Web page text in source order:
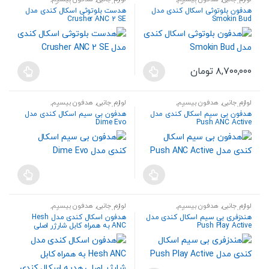
است
در
صفحه
محصول
انتخاب
شوند
است
در
صفحه
محصول
انواع
مختلفی
می
گزینه
ممکن
است
در
صفحه
محصول
انواع
مختلفی
می
ممکن
است
در
صفحه
محصول
هندزفری،هدست و اسپیکر
هدفون بلوتوثی اسکال کندی مدل
Smokin Bud
۸,۷۰۰,۰۰۰ تومان
دارای
انواع
مختلفی
می
ممکن
است
در
صفحه
محصول
هندزفری،هدست و اسپیکر
هدست بلوتوثی اسکال کندی مدل
Crusher ANC 2 SE
لوازم جانبی, هدفون بیسیم,
هندزفری،هدست و اسپیکر
هدفون بی سیم اسکال کندی مدل
Push ANC Active
لوازم جانبی, هدفون بیسیم,
هندزفری،هدست و اسپیکر
هدفون بی سیم اسکال کندی مدل
Dime Evo
لوازم جانبی, هدفون بیسیم,
هندزفری،هدست و اسپیکر
هندزفری بی سیم اسکال کندی مدل
Push Play Active
لوازم جانبی, هدفون بیسیم,
هندزفری،هدست و اسپیکر هدفون اسکال کندی مدل Hesh
ANC به همراه کابل شارژر اصلی
هدیه اسکال کندی